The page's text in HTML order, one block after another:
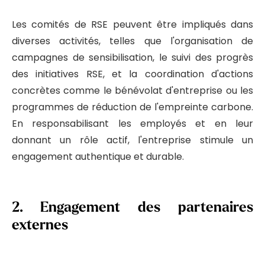
Les comités de RSE peuvent être impliqués dans
diverses activités, telles que l'organisation de
campagnes de sensibilisation, le suivi des progrès
des initiatives RSE, et la coordination d'actions
concrètes comme le bénévolat d'entreprise ou les
programmes de réduction de l'empreinte carbone.
En responsabilisant les employés et en leur
donnant un rôle actif, l'entreprise stimule un
engagement authentique et durable.
2. Engagement des partenaires
externes